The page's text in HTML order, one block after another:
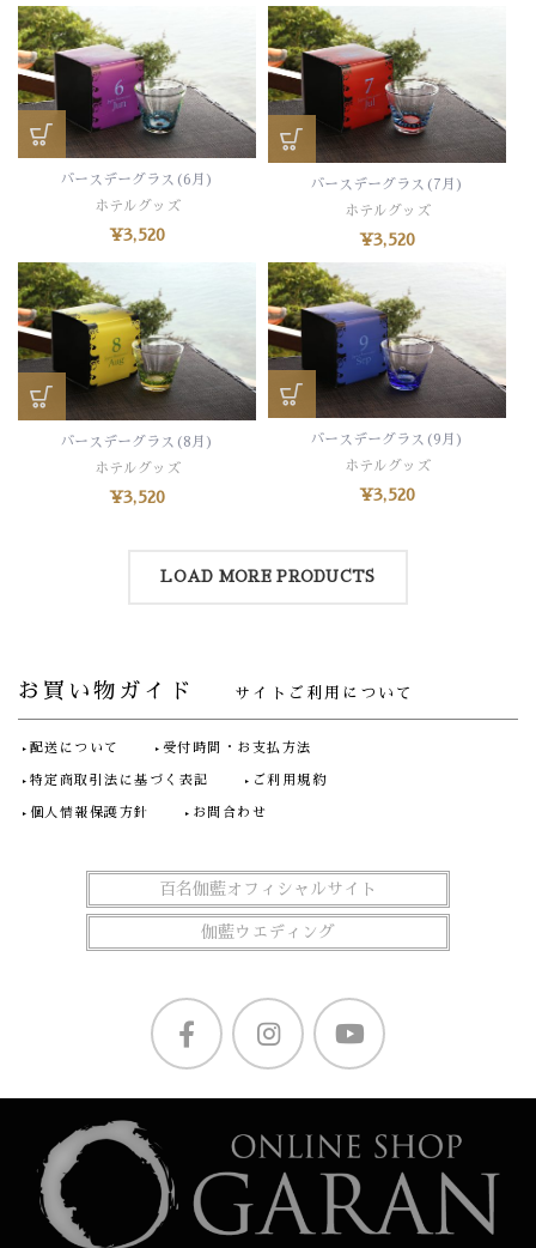
バースデーグラス(6月)
ホテルグッズ
¥3,520
バースデーグラス(7月)
ホテルグッズ
¥3,520
バースデーグラス(8月)
ホテルグッズ
¥3,520
バースデーグラス(9月)
ホテルグッズ
¥3,520
LOAD MORE PRODUCTS
お買い物ガイド サイトご利用について
配送について 受付時間・お支払方法
特定商取引法に基づく表記 ご利用規約
個人情報保護方針 お問合わせ
百名伽藍オフィシャルサイト
伽藍ウエディング